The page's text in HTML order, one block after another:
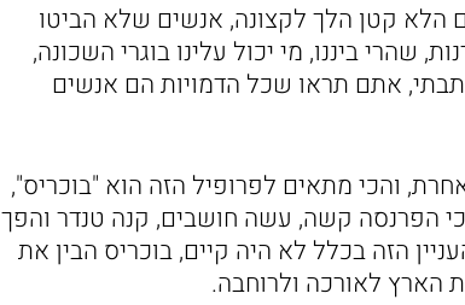
הלא קטן הלך לקצונה, אנשים שלא הביטו
שהרי ביננו, מי יכול עלינו בוגרי השכונה,
אתם תראו שכל הדמויות הם אנשים
והכי מתאים לפרופיל הזה הוא "בוכריס",
הפרנסה קשה, עשה חושבים, קנה טנדר והפך
הזה בכלל לא היה קיים, בוכריס הבין את
הארץ לאורכה ולרוחבה.